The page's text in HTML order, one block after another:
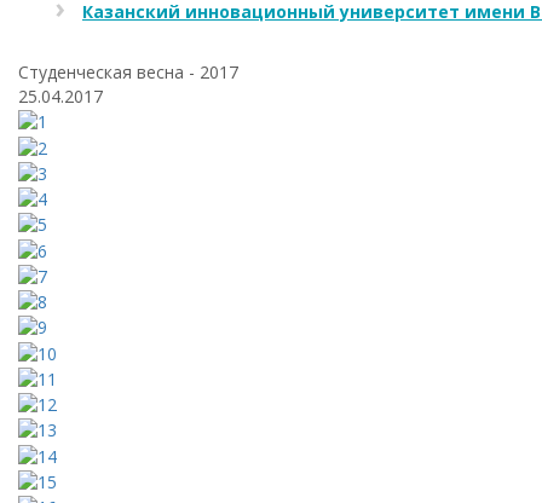
Казанский инновационный университет имени
Студенческая весна - 2017
25.04.2017